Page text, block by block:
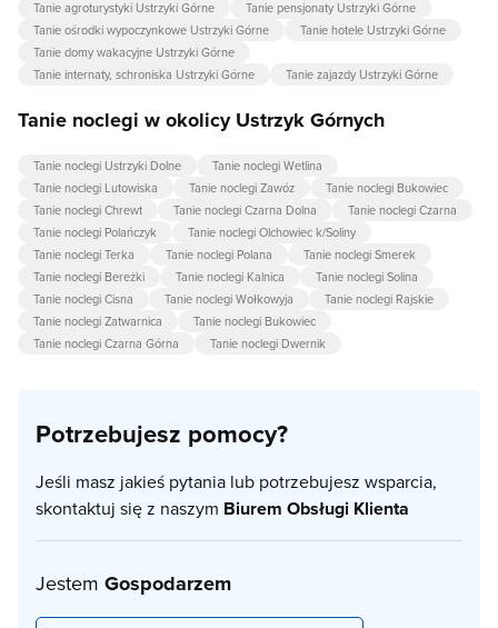
Tanie agroturystyki Ustrzyki Górne
Tanie pensjonaty Ustrzyki Górne
Tanie ośrodki wypoczynkowe Ustrzyki Górne
Tanie hotele Ustrzyki Górne
Tanie domy wakacyjne Ustrzyki Górne
Tanie internaty, schroniska Ustrzyki Górne
Tanie zajazdy Ustrzyki Górne
Tanie noclegi w okolicy Ustrzyk Górnych
Tanie noclegi Ustrzyki Dolne
Tanie noclegi Wetlina
Tanie noclegi Lutowiska
Tanie noclegi Zawóz
Tanie noclegi Bukowiec
Tanie noclegi Chrewt
Tanie noclegi Czarna Dolna
Tanie noclegi Czarna
Tanie noclegi Polańczyk
Tanie noclegi Olchowiec k/Soliny
Tanie noclegi Terka
Tanie noclegi Polana
Tanie noclegi Smerek
Tanie noclegi Bereżki
Tanie noclegi Kalnica
Tanie noclegi Solina
Tanie noclegi Cisna
Tanie noclegi Wołkowyja
Tanie noclegi Rajskie
Tanie noclegi Zatwarnica
Tanie noclegi Bukowiec
Tanie noclegi Czarna Górna
Tanie noclegi Dwernik
Potrzebujesz pomocy?
Jeśli masz jakieś pytania lub potrzebujesz wsparcia,
skontaktuj się z naszym Biurem Obsługi Klienta
Jestem Gospodarzem